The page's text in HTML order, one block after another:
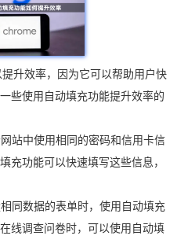
升效率，因为它可以帮助用户快
些使用自动填充功能提升效率的
站中使用相同的密码和信用卡信
充功能可以快速填写这些信息，
同数据的表单时，使用自动填充
线调查问卷时，可以使用自动填